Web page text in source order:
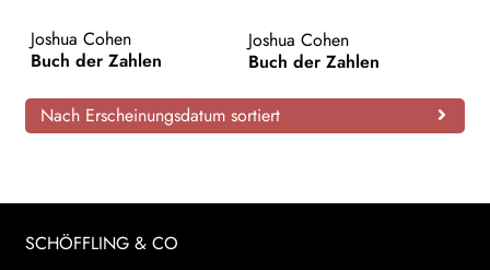
AKTUELLES
WEITERE VERLAGE
Search:
Joshua Cohen
Buch der Zahlen
Joshua Cohen
Buch der Zahlen
Nach Erscheinungsdatum sortiert
SCHÖFFLING & CO